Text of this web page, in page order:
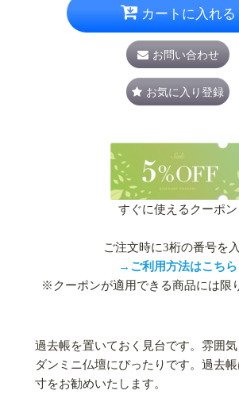
カートに入れる
お問い合わせ
お気に入り登録
すぐに使えるクーポン
ご注文時に3桁の番号を
→ご利用方法はこちら
※クーポンが適用できる商品には限
過去帳を置いておく見台です。雰囲
ダンミニ仏壇にぴったりです。過去
寸をお勧めいたします。